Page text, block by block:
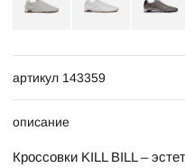
артикул 143359
описание
Кроссовки KILL BILL –